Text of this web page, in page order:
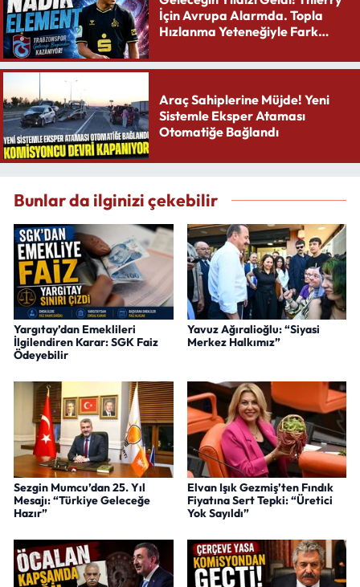
İçin Avrupa Alarmda. Topla
Hızlanma Yeteneğiyle Fark
Araç Sahiplerine Müjde! Yeni
Sistemle Eksper Ataması
Otomatiğe Bağlandı
Bunlar da ilginizi çekebilir
Yargıtay’dan Emeklileri
İlgilendiren Karar: SGK Faiz
Ödeyebilir
Yavuz Ağıralioğlu: “Siyasi
Merkez Halkımız”
Sezgin Mumcu’dan 25. Yıl
Mesajı: “Türkiye Geleceğe
Hazır”
Elvan Işık Gezmiş’ten Fındık
Fiyatına Sert Tepki: “Üretici
Yok Sayıldı”